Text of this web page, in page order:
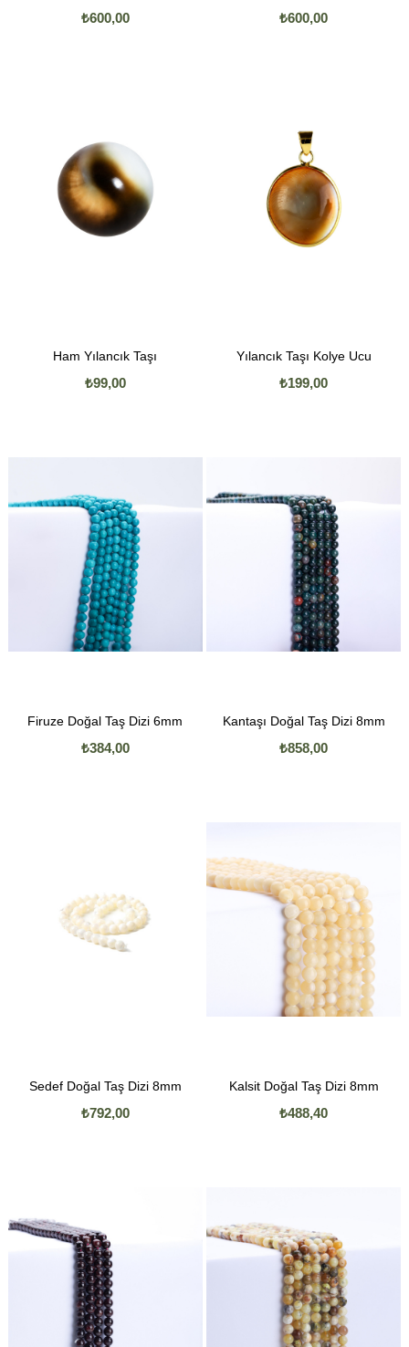
₺600,00 ₺600,00
Ham Yılancık Taşı
₺99,00
Yılancık Taşı Kolye Ucu
₺199,00
Firuze Doğal Taş Dizi 6mm
₺384,00
Kantaşı Doğal Taş Dizi 8mm
₺858,00
Sedef Doğal Taş Dizi 8mm
₺792,00
Kalsit Doğal Taş Dizi 8mm
₺488,40